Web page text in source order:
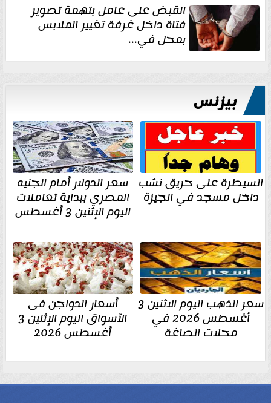
القبض على عامل بتهمة تصوير
فتاة داخل غرفة تغيير الملابس
بمحل في...
بيزنس
السيطرة على حريق نشب
داخل مسجد في الجيزة
سعر الدولار أمام الجنيه
المصري ببداية تعاملات
اليوم الإثنين 3 أغسطس
سعر الذهب اليوم الاثنين 3
أغسطس 2026 في
محلات الصاغة
أسعار الدواجن فى
الأسواق اليوم الإثنين 3
أغسطس 2026